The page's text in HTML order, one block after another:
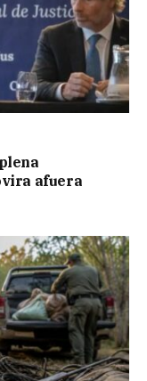
afuera